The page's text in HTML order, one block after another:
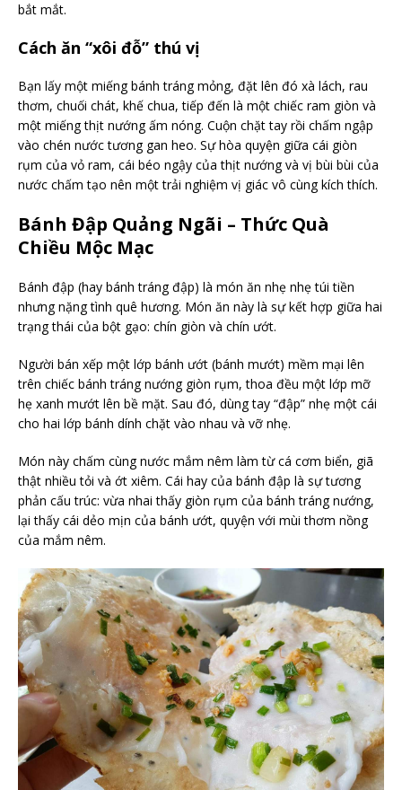
bắt mắt.
Cách ăn “xôi đỗ” thú vị
Bạn lấy một miếng bánh tráng mỏng, đặt lên đó xà lách, rau
thơm, chuối chát, khế chua, tiếp đến là một chiếc ram giòn và
một miếng thịt nướng ấm nóng. Cuộn chặt tay rồi chấm ngập
vào chén nước tương gan heo. Sự hòa quyện giữa cái giòn
rụm của vỏ ram, cái béo ngậy của thịt nướng và vị bùi bùi của
nước chấm tạo nên một trải nghiệm vị giác vô cùng kích thích.
Bánh Đập Quảng Ngãi – Thức Quà
Chiều Mộc Mạc
Bánh đập (hay bánh tráng đập) là món ăn nhẹ nhẹ túi tiền
nhưng nặng tình quê hương. Món ăn này là sự kết hợp giữa hai
trạng thái của bột gạo: chín giòn và chín ướt.
Người bán xếp một lớp bánh ướt (bánh mướt) mềm mại lên
trên chiếc bánh tráng nướng giòn rụm, thoa đều một lớp mỡ
hẹ xanh mướt lên bề mặt. Sau đó, dùng tay “đập” nhẹ một cái
cho hai lớp bánh dính chặt vào nhau và vỡ nhẹ.
Món này chấm cùng nước mắm nêm làm từ cá cơm biển, giã
thật nhiều tỏi và ớt xiêm. Cái hay của bánh đập là sự tương
phản cấu trúc: vừa nhai thấy giòn rụm của bánh tráng nướng,
lại thấy cái dẻo mịn của bánh ướt, quyện với mùi thơm nồng
của mắm nêm.